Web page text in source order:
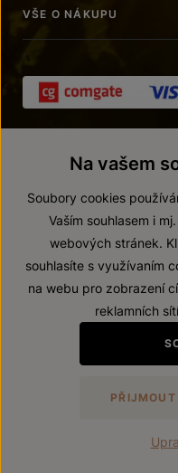
VŠE O NÁKUPU
© 2026
Zákaz prodeje
Na vašem
Soubory cookies
Vaším souhlasem i
webových stránek.
souhlasíte s využívaním
na webu pro zobrazení
reklamních